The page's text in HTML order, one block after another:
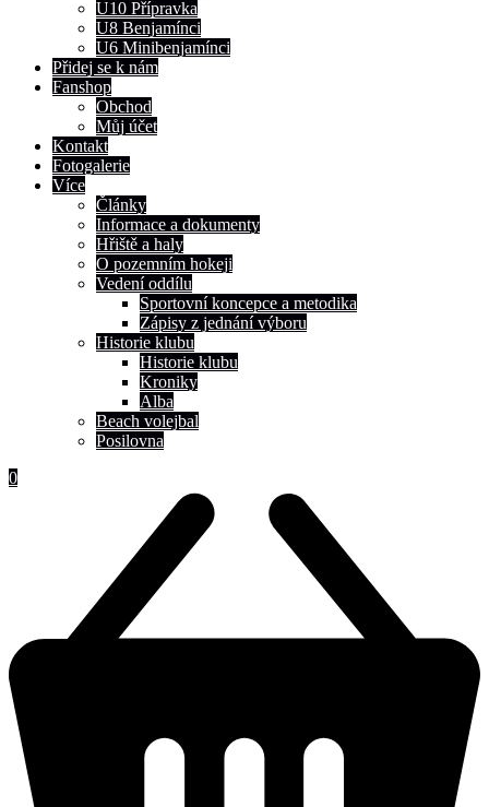
U10 Přípravka
U8 Benjamínci
U6 Minibenjamínci
Přidej se k nám
Fanshop
Obchod
Můj účet
Kontakt
Fotogalerie
Více
Články
Informace a dokumenty
Hřiště a haly
O pozemním hokeji
Vedení oddílu
Sportovní koncepce a metodika
Zápisy z jednání výboru
Historie klubu
Historie klubu
Kroniky
Alba
Beach volejbal
Posilovna
0